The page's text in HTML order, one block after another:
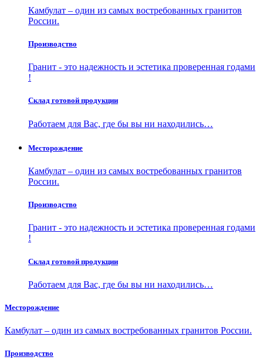
Камбулат – один из самых востребованных гранитов
России.
Производство
Гранит - это надежность и эстетика проверенная годами
!
Склад готовой продукции
Работаем для Вас, где бы вы ни находились…
Месторождение
Камбулат – один из самых востребованных гранитов
России.
Производство
Гранит - это надежность и эстетика проверенная годами
!
Склад готовой продукции
Работаем для Вас, где бы вы ни находились…
Месторождение
Камбулат – один из самых востребованных гранитов России.
Производство